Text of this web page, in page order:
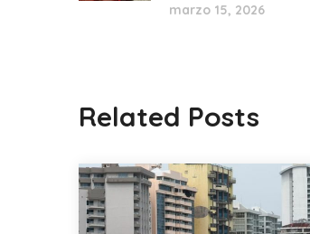
marzo 15, 2026
Related Posts